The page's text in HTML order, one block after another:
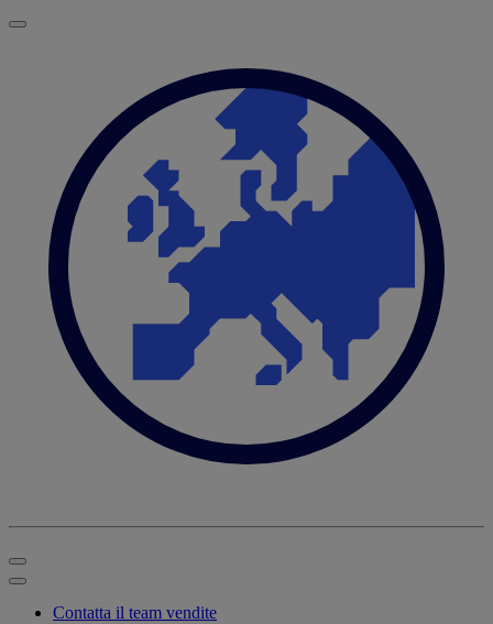
Contatta il team vendite